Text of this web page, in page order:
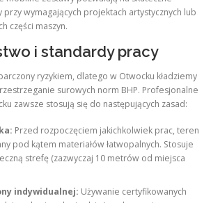
wymagających projektach artystycznych lub
części maszyn.
i standardy pracy
ryzykiem, dlatego w Otwocku kładziemy
surowych norm BHP. Profesjonalne
zawsze stosują się do następujących zasad:
Przed rozpoczęciem jakichkolwiek prac, teren
pod kątem materiałów łatwopalnych. Stosuje
strefę (zazwyczaj 10 metrów od miejsca
indywidualnej: Używanie certyfikowanych